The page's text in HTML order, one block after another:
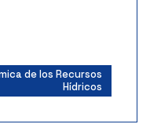
de los Recursos
Hídricos